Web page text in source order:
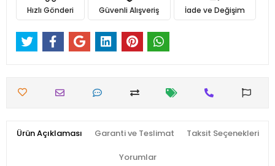
Hızlı Gönderi Güvenli Alışveriş İade ve Değişim
Ürün Açıklaması Garanti ve Teslimat Taksit Seçenekleri
Yorumlar